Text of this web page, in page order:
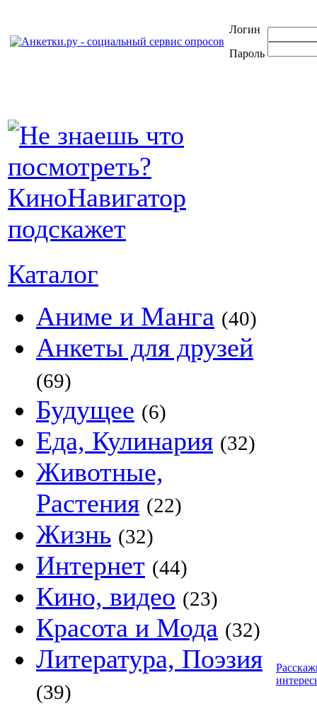
Логин
Пароль
Каталог
Аниме и Манга (40)
Анкеты для друзей
(69)
Будущее (6)
Еда, Кулинария (32)
Животные,
Растения (22)
Жизнь (32)
Интернет (44)
Кино, видео (23)
Красота и Мода (32)
Литература, Поэзия
(39)